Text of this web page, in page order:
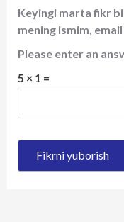
Keyingi marta fikr
mening ismim,
Please enter an
5 × 1 =